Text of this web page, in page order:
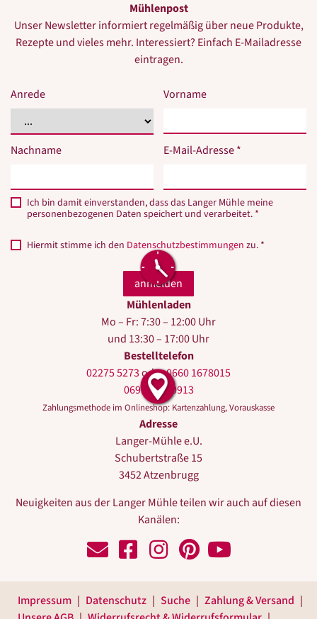
Mühlenpost
Unser Newsletter informiert regelmäßig über neue Produkte,
Rezepte und vieles mehr. Interessiert? Einfach E-Mailadresse
eintragen.
Anrede Vorname
Nachname E-Mail-Adresse *
Ich bin damit einverstanden, dass das Langer Mühle meine
personenbezogenen Daten speichert und verarbeitet. *
Hiermit stimme ich den Datenschutzbestimmungen zu. *
Mühlenladen
Mo – Fr: 7:30 – 12:00 Uhr
und 13:30 – 17:00 Uhr
Bestelltelefon
02275 5273oder0660 1678015
0699 10440913
Zahlungsmethode im Onlineshop: Kartenzahlung, Vorauskasse
Adresse
Langer-Mühle e.U.
Schubertstraße 15
3452 Atzenbrugg
Neuigkeiten aus der Langer Mühle teilen wir auch auf diesen
Kanälen:
Impressum Datenschutz Suche
Zahlung & Versand